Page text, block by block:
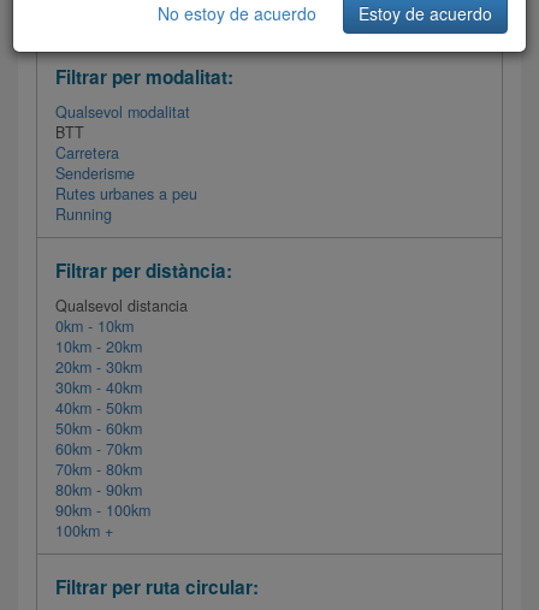
Filtrar les rutes
Filtrar per modalitat:
Qualsevol modalitat
BTT
Carretera
Senderisme
Rutes urbanes a peu
Running
Filtrar per distància:
Qualsevol distancia
0km - 10km
10km - 20km
20km - 30km
30km - 40km
40km - 50km
50km - 60km
60km - 70km
70km - 80km
80km - 90km
90km - 100km
100km +
Filtrar per ruta circular:
No estoy de acuerdo Estoy de acuerdo